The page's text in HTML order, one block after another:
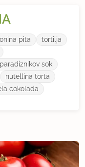
pita
tortilja
paradiznikov sok
nutellina torta
cokolada